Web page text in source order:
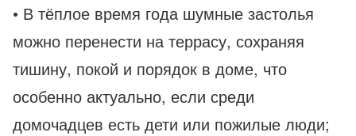
• В тёплое время года шумные застолья
можно перенести на террасу, сохраняя
тишину, покой и порядок в доме, что
особенно актуально, если среди
домочадцев есть дети или пожилые люди;